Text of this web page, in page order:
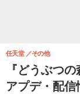
『どうぶつ
アプデ・配
任天堂 その他